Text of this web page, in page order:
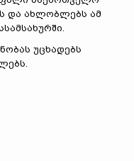
და ახლობლებს ამ
უცხადებს